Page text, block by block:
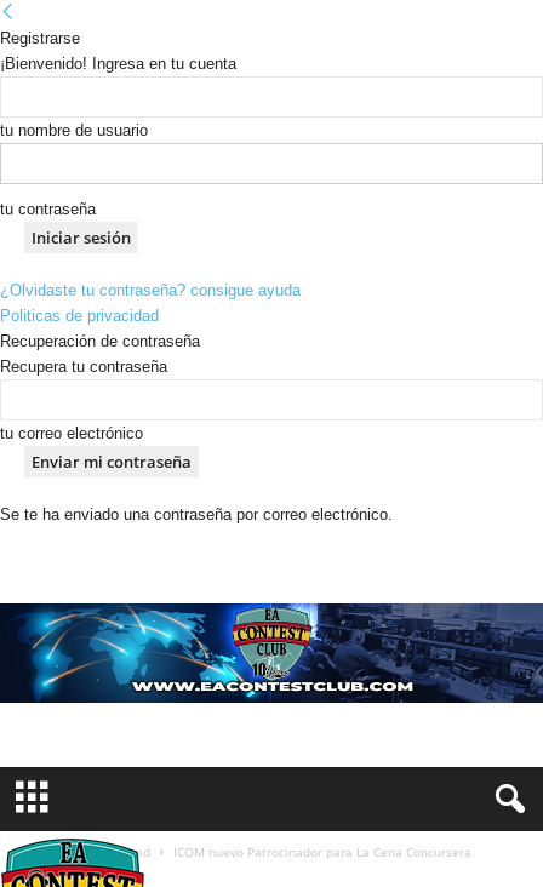
Registrarse
¡Bienvenido! Ingresa en tu cuenta
tu nombre de usuario
tu contraseña
¿Olvidaste tu contraseña? consigue ayuda
Politicas de privacidad
Recuperación de contraseña
Recupera tu contraseña
tu correo electrónico
Se te ha enviado una contraseña por correo electrónico.
Inicio Uncategorized ICOM nuevo Patrocinador para La Cena Concursera
UNCATEGORIZED